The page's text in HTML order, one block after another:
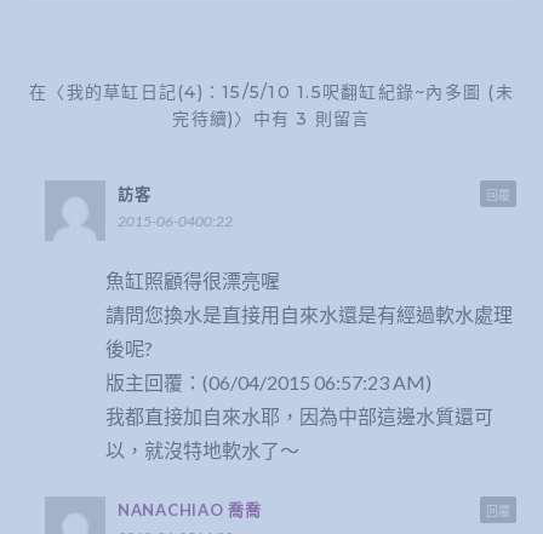
完待續)〉中有 3 則留言
2015-06-0400:22
請問您換水是直接用自來水還是有經過軟水處理
後呢?
版主回覆：(06/04/2015 06:57:23 AM)
我都直接加自來水耶，因為中部這邊水質還可
以，就沒特地軟水了～
2015-06-0514:32